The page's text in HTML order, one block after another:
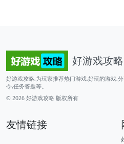
好游戏攻略
好游戏攻略,为玩家推荐热门游戏,好玩的游戏,
令,任务答题等。
© 2026 好游戏攻略 版权所有
友情链接